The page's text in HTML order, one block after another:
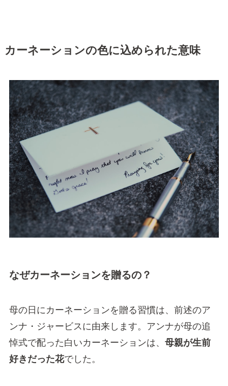
カーネーションの色に込められた意味
なぜカーネーションを贈るの？
母の日にカーネーションを贈る習慣は、前述のア
ンナ・ジャービスに由来します。アンナが母の追
悼式で配った白いカーネーションは、 母親が生前
好きだった花でした。